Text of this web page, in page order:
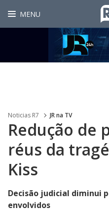
MENU
Noticias R7 JR na TV
Redução de
réus da
Kiss
Decisão judicial diminui
envolvidos